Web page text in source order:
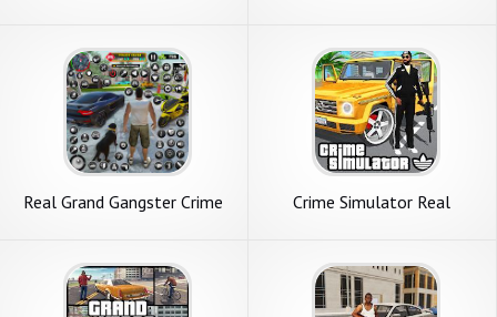
Real Grand Gangster Crime
Crime Simulator Real